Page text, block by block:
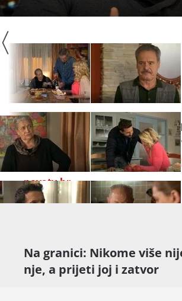
Seriju " Na granici" ne propustite
ponedjeljka do subote na Novoj
Propuštene epizode gledajte
novatv.hr.
Na granici: Nikome više
nje, a prijeti joj i zatvor